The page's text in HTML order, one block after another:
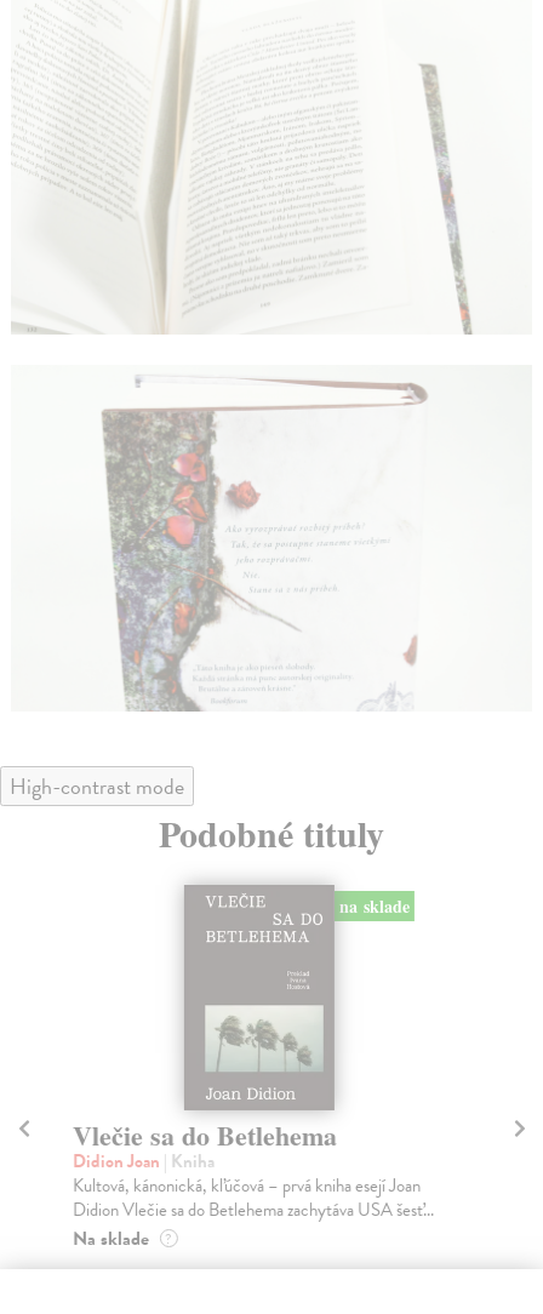
High-contrast mode
Podobné tituly
esejí Joan
USA šesť...
Ahoj, debil
Despentes Virginie
Po trilógii Život Vernona Subutexa sa Virginie
Despentes vracia s románom, ktorý pripomína
Na sklade